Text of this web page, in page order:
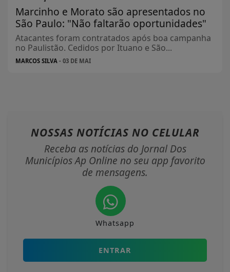
Marcinho e Morato são apresentados no
São Paulo: "Não faltarão oportunidades"
Atacantes foram contratados após boa campanha
no Paulistão. Cedidos por Ituano e São...
MARCOS SILVA - 03 DE MAI
NOSSAS NOTÍCIAS NO CELULAR
Receba as notícias do Jornal Dos
Municípios Ap Online no seu app favorito
de mensagens.
Whatsapp
ENTRAR